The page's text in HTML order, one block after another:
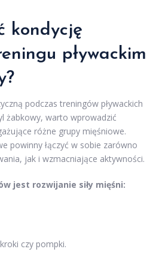
kondycję
pływackim
podczas treningów pływackich
żabkowy, warto wprowadzić
różne grupy mięśniowe.
powinny łączyć w sobie zarówno
jak i wzmacniające aktywności.
jest rozwijanie siły mięśni:
czy pompki.